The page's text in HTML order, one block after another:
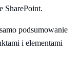
SharePoint.
podsumowanie
i elementami